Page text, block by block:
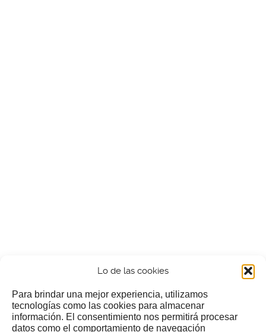
Lo de las cookies
Para brindar una mejor experiencia, utilizamos
tecnologías como las cookies para almacenar
información. El consentimiento nos permitirá procesar
datos como el comportamiento de navegación
¿Nos invitas a un cafecillo?